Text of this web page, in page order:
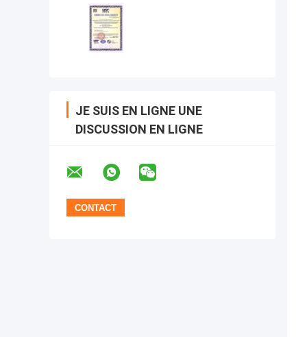
JE SUIS EN LIGNE UNE
DISCUSSION EN LIGNE